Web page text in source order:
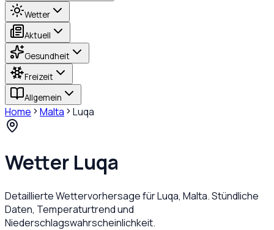
Wetter
Aktuell
Gesundheit
Freizeit
Allgemein
Home Malta Luqa
Wetter Luqa
Detaillierte Wettervorhersage fürLuqa, Malta. Stündliche
Daten, Temperaturtrend und
Niederschlagswahrscheinlichkeit.